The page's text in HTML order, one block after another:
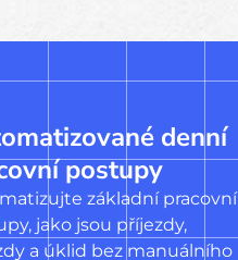
denní
postupy
základní pracovní
jako jsou příjezdy,
a úklid bez manuálního